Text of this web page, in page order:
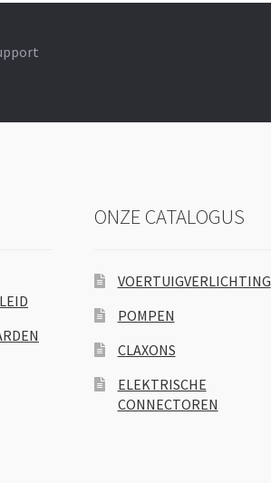
ONZE CATALOGUS
VOERTUIGVERLICHTING
POMPEN
CLAXONS
ELEKTRISCHE
CONNECTOREN